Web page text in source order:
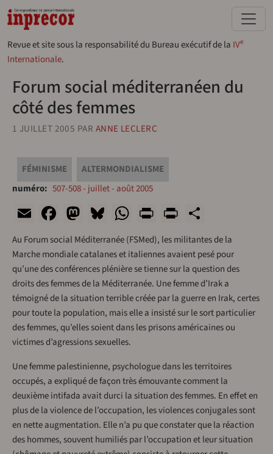
Aller au contenu principal
Revue et site sous la responsabilité du Bureau exécutif de la IVe
Internationale.
Forum social méditerranéen du
côté des femmes
1 JUILLET 2005 PAR ANNE LECLERC
FÉMINISME
ALTERMONDIALISME
numéro
507-508 - juillet - août 2005
EmailFacebook
Mastodon
Bluesky
WhatsApp
Print
Au Forum social Méditerranée (FSMed), les militantes de la
Marche mondiale catalanes et italiennes avaient pesé pour
qu’une des conférences plénière se tienne sur la question des
droits des femmes de la Méditerranée. Une femme d’Irak a
témoigné de la situation terrible créée par la guerre en Irak, certes
pour toute la population, mais elle a insisté sur le sort particulier
des femmes, qu’elles soient dans les prisons américaines ou
victimes d’agressions sexuelles.
Une femme palestinienne, psychologue dans les territoires
occupés, a expliqué de façon très émouvante comment la
deuxième intifada avait durci la situation des femmes. En effet en
plus de la violence de l’occupation, les violences conjugales sont
en nette augmentation. Elle n’a pu que constater que la réaction
des hommes, souvent humiliés par l’occupation et leur situation